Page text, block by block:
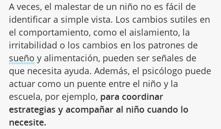
A veces, el malestar de un niño no es fácil de
identificar a simple vista. Los cambios sutiles en
el comportamiento, como el aislamiento, la
irritabilidad o los cambios en los patrones de
sueño y alimentación, pueden ser señales de
que necesita ayuda. Además, el psicólogo puede
actuar como un puente entre el niño y la
escuela, por ejemplo, para coordinar
estrategias y acompañar al niño cuando lo
necesite.